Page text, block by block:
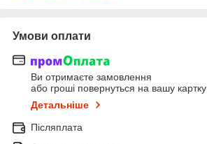
Умови оплати
Ви отримаєте замовлення
або гроші повернуться на вашу картку
Детальніше
Післяплата